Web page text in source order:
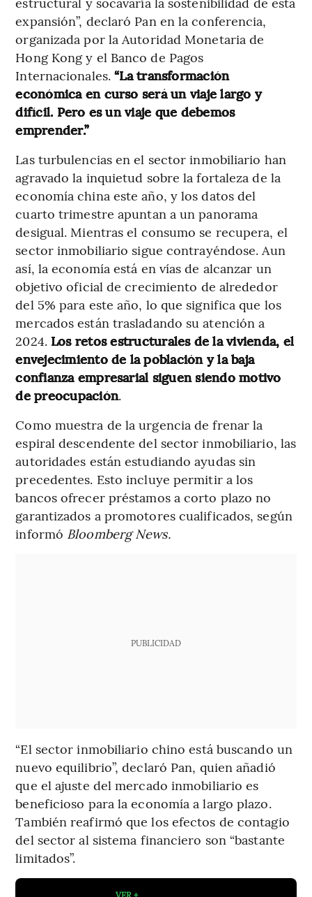
expansión”, declaró Pan en la conferencia,
organizada por la Autoridad Monetaria de
Hong Kong y el Banco de Pagos
Internacionales.“La transformación
económica en curso será un viaje largo y
difícil. Pero es un viaje que debemos
emprender.”
Las turbulencias en el sector inmobiliario han
agravado la inquietud sobre la fortaleza de la
economía china este año, y los datos del
cuarto trimestre apuntan a un panorama
desigual. Mientras el consumo se recupera, el
sector inmobiliario sigue contrayéndose. Aun
así, la economía está en vías de alcanzar un
objetivo oficial de crecimiento de alrededor
del 5% para este año, lo que significa que los
mercados están trasladando su atención a
2024. Los retos estructurales de la vivienda, el
envejecimiento de la población y la baja
confianza empresarial siguen siendo motivo
de preocupación.
Como muestra de la urgencia de frenar la
espiral descendente del sector inmobiliario, las
autoridades están estudiando ayudas sin
precedentes. Esto incluye permitir a los
bancos ofrecer préstamos a corto plazo no
garantizados a promotores cualificados, según
informó Bloomberg News.
PUBLICIDAD
“El sector inmobiliario chino está buscando un
nuevo equilibrio”, declaró Pan, quien añadió
que el ajuste del mercado inmobiliario es
beneficioso para la economía a largo plazo.
También reafirmó que los efectos de contagio
del sector al sistema financiero son “bastante
limitados”.
VER +